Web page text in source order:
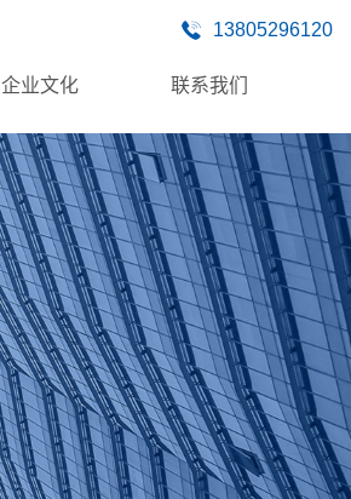
13805296120
企业文化 联系我们